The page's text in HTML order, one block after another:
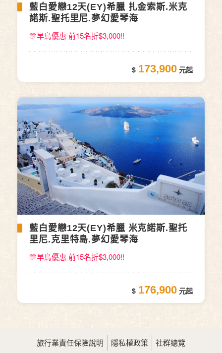
藍白愛戀12天(EY)希臘 扎金索斯.米克
諾斯.聖托里尼.夢幻愛琴海
🎊早鳥優惠 前15名折$3,000!!
173,900
藍白愛戀12天(EY)希臘 米克諾斯.聖托
里尼.克里特島.夢幻愛琴海
🎊早鳥優惠 前15名折$3,000!!
176,900
旅行業責任保險說明 隱私權政策 社群總覽